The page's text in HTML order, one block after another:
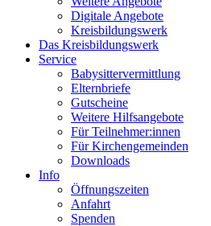
Digitale Angebote
Kreisbildungswerk
Das Kreisbildungswerk
Service
Babysittervermittlung
Elternbriefe
Gutscheine
Weitere Hilfsangebote
Für Teilnehmer:innen
Für Kirchengemeinden
Downloads
Info
Öffnungszeiten
Anfahrt
Spenden